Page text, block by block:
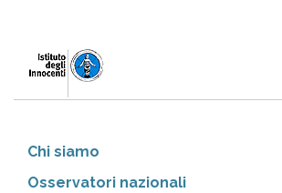
Chi siamo
Osservatori nazionali